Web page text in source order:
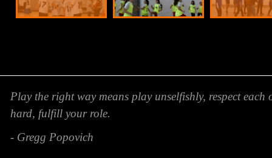
Play the right way means play unselfishly, respect each
hard, fulfill your role.
- Gregg Popovich